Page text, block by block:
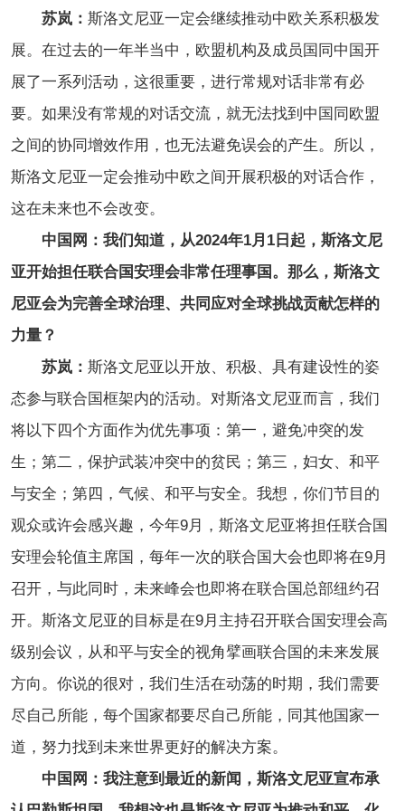
苏岚： 斯洛文尼亚一定会继续推动中欧关系积极发
展。在过去的一年半当中，欧盟机构及成员国同中国开
展了一系列活动，这很重要，进行常规对话非常有必
要。如果没有常规的对话交流，就无法找到中国同欧盟
之间的协同增效作用，也无法避免误会的产生。所以，
斯洛文尼亚一定会推动中欧之间开展积极的对话合作，
这在未来也不会改变。
中国网：我们知道，从2024年1月1日起，斯洛文尼
亚开始担任联合国安理会非常任理事国。那么，斯洛文
尼亚会为完善全球治理、共同应对全球挑战贡献怎样的
力量？
苏岚： 斯洛文尼亚以开放、积极、具有建设性的姿
态参与联合国框架内的活动。对斯洛文尼亚而言，我们
将以下四个方面作为优先事项：第一，避免冲突的发
生；第二，保护武装冲突中的贫民；第三，妇女、和平
与安全；第四，气候、和平与安全。我想，你们节目的
观众或许会感兴趣，今年9月，斯洛文尼亚将担任联合国
安理会轮值主席国，每年一次的联合国大会也即将在9月
召开，与此同时，未来峰会也即将在联合国总部纽约召
开。斯洛文尼亚的目标是在9月主持召开联合国安理会高
级别会议，从和平与安全的视角擘画联合国的未来发展
方向。你说的很对，我们生活在动荡的时期，我们需要
尽自己所能，每个国家都要尽自己所能，同其他国家一
道，努力找到未来世界更好的解决方案。
中国网：我注意到最近的新闻，斯洛文尼亚宣布承